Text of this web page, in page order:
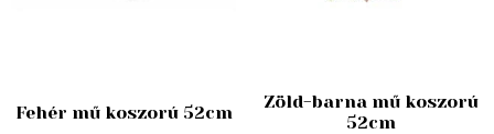
Fehér mű koszorú 52cm
Zöld-barna mű koszorú
52cm